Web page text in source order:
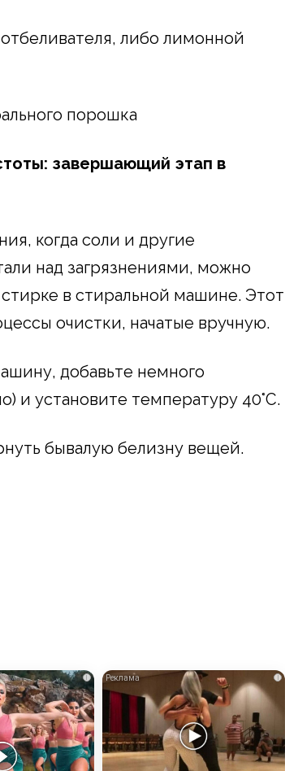
либо лимонной
порошка
завершающий этап в
когда соли и другие
над загрязнениями, можно
в стиральной машине. Этот
очистки, начатые вручную.
добавьте немного
и установите температуру 40°C.
бывалую белизну вещей.
i i